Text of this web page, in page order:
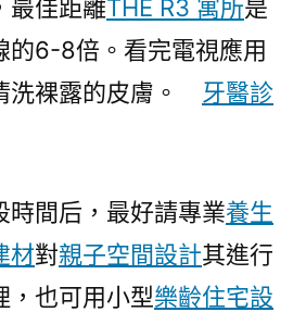
展
門
家
展
門
最佳距離THE R3 寓所是
的6-8倍。看完電視應用
洗裸露的皮膚。 牙醫診
時間后，最好請專業養生
材對親子空間設計其進行
，也可用小型樂齡住宅設